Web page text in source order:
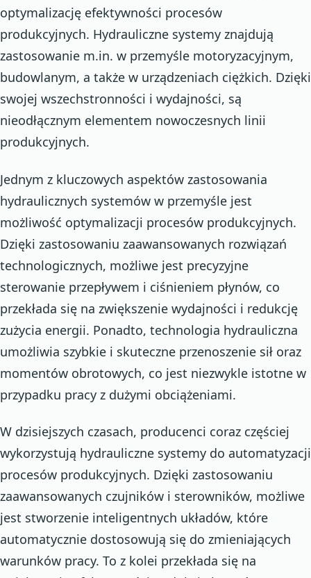
optymalizację efektywności procesów
produkcyjnych. Hydrauliczne systemy znajdują
zastosowanie m.in. w przemyśle motoryzacyjnym,
budowlanym, a także w urządzeniach ciężkich. Dzięki
swojej wszechstronności i wydajności, są
nieodłącznym elementem nowoczesnych linii
produkcyjnych.
Jednym z kluczowych aspektów zastosowania
hydraulicznych systemów w przemyśle jest
możliwość optymalizacji procesów produkcyjnych.
Dzięki zastosowaniu zaawansowanych rozwiązań
technologicznych, możliwe jest precyzyjne
sterowanie przepływem i ciśnieniem płynów, co
przekłada się na zwiększenie wydajności i redukcję
zużycia energii. Ponadto, technologia hydrauliczna
umożliwia szybkie i skuteczne przenoszenie sił oraz
momentów obrotowych, co jest niezwykle istotne w
przypadku pracy z dużymi obciążeniami.
W dzisiejszych czasach, producenci coraz częściej
wykorzystują hydrauliczne systemy do automatyzacji
procesów produkcyjnych. Dzięki zastosowaniu
zaawansowanych czujników i sterowników, możliwe
jest stworzenie inteligentnych układów, które
automatycznie dostosowują się do zmieniających
warunków pracy. To z kolei przekłada się na